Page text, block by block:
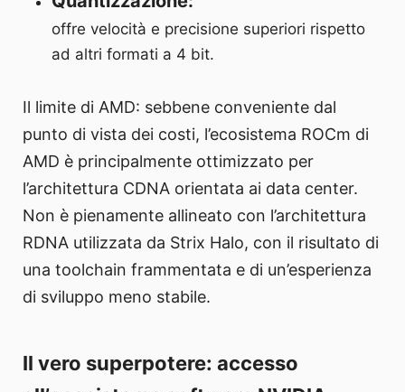
offre velocità e precisione superiori rispetto
ad altri formati a 4 bit.
Il limite di AMD: sebbene conveniente dal
punto di vista dei costi, l’ecosistema ROCm di
AMD è principalmente ottimizzato per
l’architettura CDNA orientata ai data center.
Non è pienamente allineato con l’architettura
RDNA utilizzata da Strix Halo, con il risultato di
una toolchain frammentata e di un’esperienza
di sviluppo meno stabile.
Il vero superpotere: accesso